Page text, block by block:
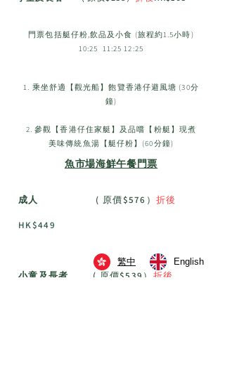
門票包括艇仔粉,飲品及小食 (旅程約1.5小時)
10:25 11:25 12:25
1. 乘坐舒適 【觀光船】飽覽香港仔避風塘 (30分
鐘)
2. 參觀【香港仔住家艇】及品嚐【粉艇】現煮
美味傳統魚湯【艇仔粉】(60分鐘)
魚市場海鮮午餐門票
成人 ( 原價$576）折後
HK$449
小童及長者 ( 原價$539） 折後
繁中 English